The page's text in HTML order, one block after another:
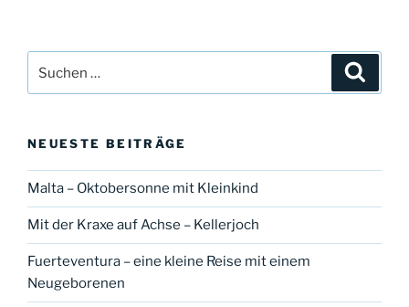
nach:
NEUESTE BEITRÄGE
Malta – Oktobersonne mit Kleinkind
Mit der Kraxe auf Achse – Kellerjoch
Fuerteventura – eine kleine Reise mit einem
Neugeborenen